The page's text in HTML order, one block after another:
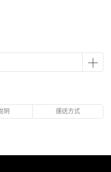
明 運送方式